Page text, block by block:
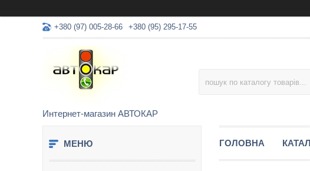
+380 (97) 005-28-66 +380 (95) 295-17-55
Интернет-магазин АВТОКАР
ГОЛОВНА